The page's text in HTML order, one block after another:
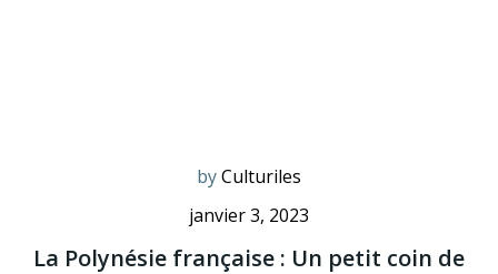
byCulturiles
janvier 3, 2023
La Polynésie française : Un petit coin de